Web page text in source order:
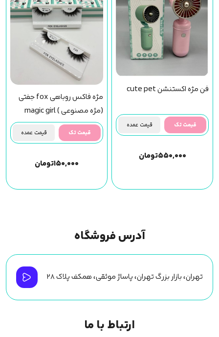
فن مژه اکستنشن cute pet
قیمت تک قیمت عمده
۵۵۰,۰۰۰تومان
مژه فاکس روباهی fox جفتی
(مژه مصنوعی ) magic girl
(f28) مجیک گرل
قیمت تک قیمت عمده
۱۵۰,۰۰۰تومان
آدرس فروشگاه
تهران، بازار بزرگ تهران، پاساژ موثقی، همکف پلاک ۲۸
ارتباط با ما